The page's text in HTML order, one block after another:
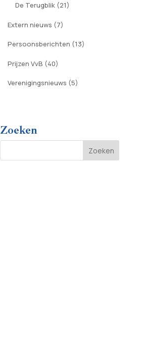
De Terugblik(21)
Extern nieuws (7)
Persoonsberichten (13)
Prijzen VvB (40)
Verenigingsnieuws (5)
Zoeken